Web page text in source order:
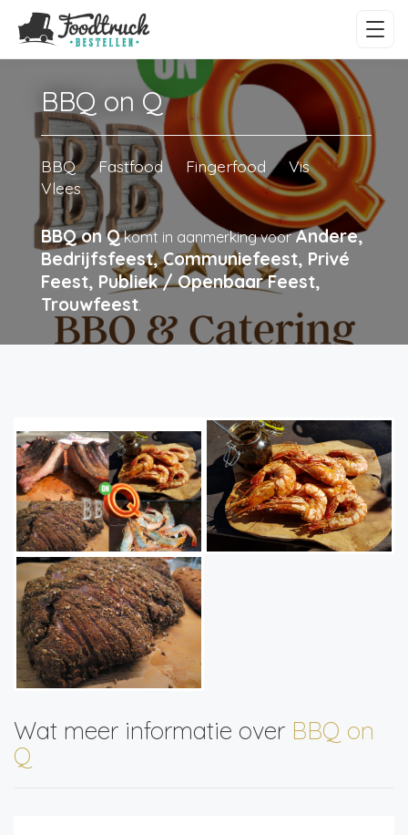
BBQ on Q
BBQ Fastfood Fingerfood
Vis
Vlees
BBQ on Qkomt in aanmerking voorAndere,
Bedrijfsfeest, Communiefeest, Privé
Feest, Publiek / Openbaar Feest,
Trouwfeest.
Wat meer informatie over BBQ on
Q